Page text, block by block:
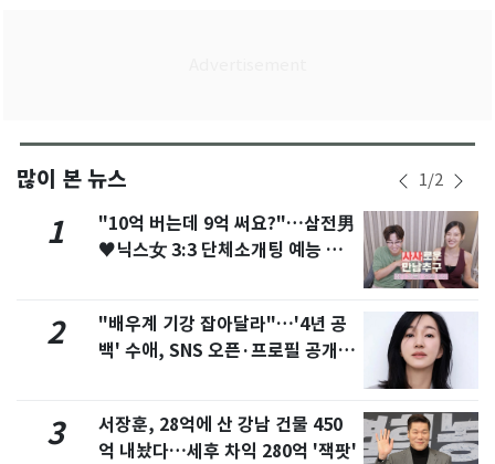
많이 본 뉴스 1/2
1
"10억 버는데 9억 써요?"…삼전男
♥닉스女 3:3 단체소개팅 예능 화
2
"배우계 기강 잡아달라"…'4년 공
백' 수애, SNS 오픈·프로필 공개
3
서장훈, 28억에 산 강남 건물 450
억 내놨다…세후 차익 280억 '잭팟'